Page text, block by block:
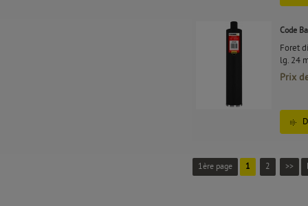
Code
Foret
lg. 24
Prix
1ère page 1 2 >>